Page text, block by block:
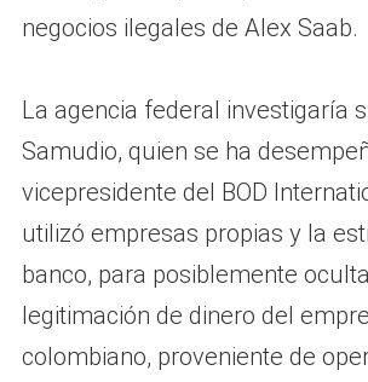
negocios ilegales de Alex Saab.
La agencia federal investigaría
Samudio, quien se ha
vicepresidente del BOD
utilizó empresas propias y la
banco, para posiblemente
legitimación de dinero del
colombiano, proveniente de